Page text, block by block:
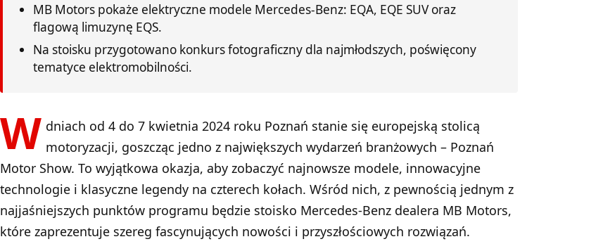
MB Motors pokaże elektryczne modele Mercedes-Benz: EQA, EQE SUV oraz
flagową limuzynę EQS.
Na stoisku przygotowano konkurs fotograficzny dla najmłodszych, poświęcony
tematyce elektromobilności.
W dniach od 4 do 7 kwietnia 2024 roku Poznań stanie się europejską stolicą
motoryzacji, goszcząc jedno z największych wydarzeń branżowych – Poznań
Motor Show. To wyjątkowa okazja, aby zobaczyć najnowsze modele, innowacyjne
technologie i klasyczne legendy na czterech kołach. Wśród nich, z pewnością jednym z
najjaśniejszych punktów programu będzie stoisko Mercedes-Benz dealera MB Motors,
które zaprezentuje szereg fascynujących nowości i przyszłościowych rozwiązań.